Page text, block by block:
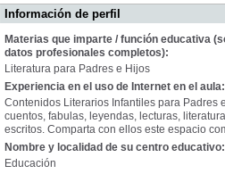
Información de perfil
Materias que imparte / función educativa
datos profesionales completos):
Literatura para Padres e Hijos
Experiencia en el uso de Internet en el aula:
Contenidos Literarios Infantiles para Padres
cuentos, fabulas, leyendas, lecturas,
escritos. Comparta con ellos este espacio
Nombre y localidad de su centro educativo:
Educación